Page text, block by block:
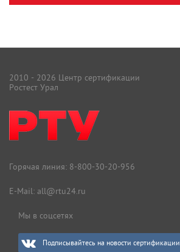
2010 - 2026 Центр сертификации
Ростест Урал
Горячая линия: 8-800-30-20-956
E-Mail: all@rtu24.ru
Мы в соцсетях
Подписывайтесь на новости сертификации